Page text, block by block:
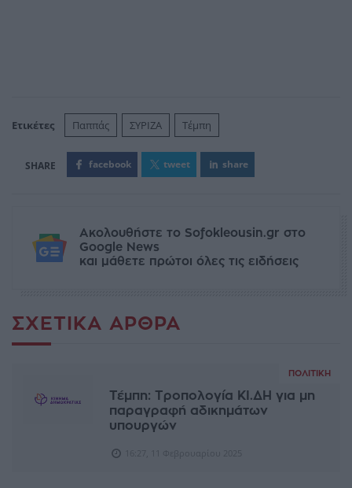
Ετικέτες Παππάς ΣΥΡΙΖΑ Τέμπη
facebook tweet share
Ακολουθήστε το Sofokleousin.gr στο
Google News
και μάθετε πρώτοι όλες τις ειδήσεις
ΣΧΕΤΙΚΆ ΆΡΘΡΑ
ΠΟΛΙΤΙΚΉ
Τέμπη: Tροπολογία ΚΙ.ΔΗ για μη
παραγραφή αδικημάτων
υπουργών